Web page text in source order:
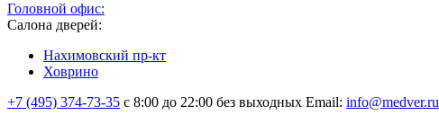
Головной офис:
Салона дверей:
Нахимовский пр-кт
Ховрино
+7 (495) 374-73-35 с 8:00 до 22:00 без выходных Email: info@medver.ru